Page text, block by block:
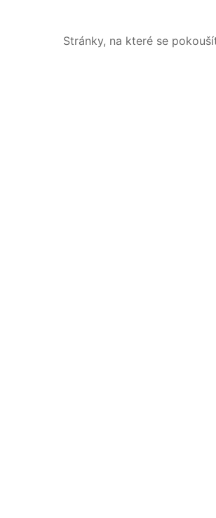
Stránky, na které se